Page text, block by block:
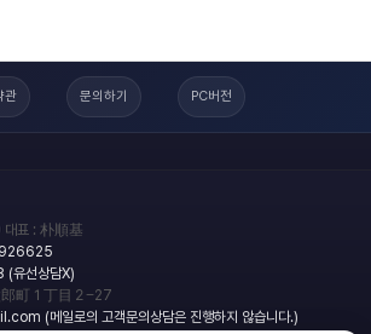
관 문의하기 PC버전
대표 : 朴順基
선상담X)
町１丁目２−27
(메일로의 고객문의상담은 진행하지 않습니다.)